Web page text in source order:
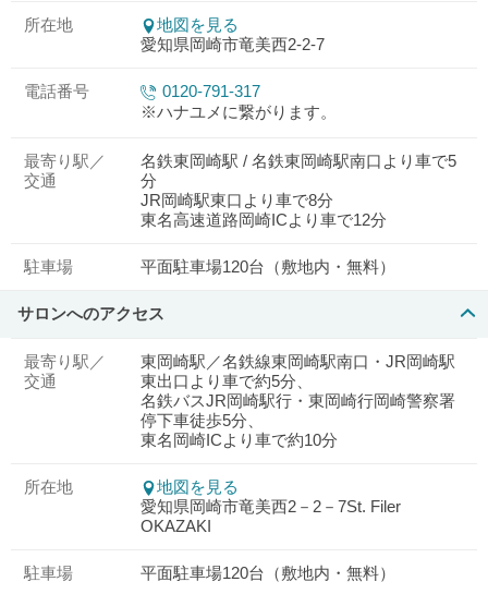
所在地
地図を見る
愛知県岡崎市竜美西2-2-7
電話番号
0120-791-317
※ハナユメに繋がります。
最寄り駅／
交通
名鉄東岡崎駅 / 名鉄東岡崎駅南口より車で5
分
JR岡崎駅東口より車で8分
東名高速道路岡崎ICより車で12分
駐車場 平面駐車場120台（敷地内・無料）
サロンへのアクセス
最寄り駅／
交通
東岡崎駅／名鉄線東岡崎駅南口・JR岡崎駅
東出口より車で約5分、
名鉄バスJR岡崎駅行・東岡崎行岡崎警察署
停下車徒歩5分、
東名岡崎ICより車で約10分
所在地
地図を見る
愛知県岡崎市竜美西2－2－7St. Filer
OKAZAKI
駐車場 平面駐車場120台（敷地内・無料）